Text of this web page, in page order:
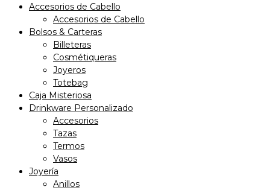
Accesorios de Cabello
Accesorios de Cabello
Bolsos & Carteras
Billeteras
Cosmétiqueras
Joyeros
Totebag
Caja Misteriosa
Drinkware Personalizado
Accesorios
Tazas
Termos
Vasos
Joyería
Anillos